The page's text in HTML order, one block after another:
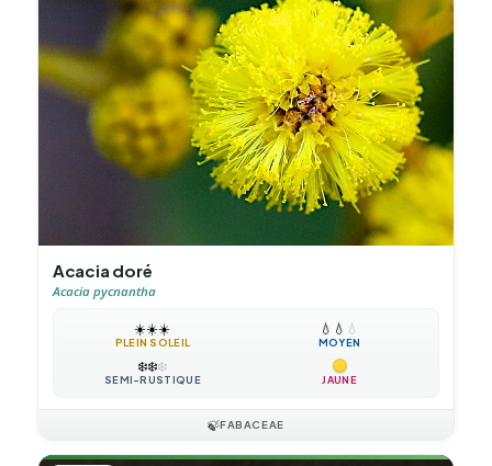
Acacia doré
Acacia pycnantha
☀️☀️☀️
PLEIN SOLEIL
💧 💧 💧
MOYEN
❄️❄️❄️
SEMI-RUSTIQUE JAUNE
🍃FABACEAE